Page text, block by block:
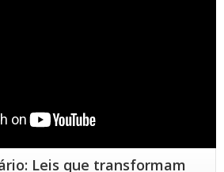
Leis que transformam